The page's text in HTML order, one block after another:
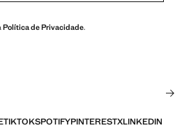
Política de Privacidade.
TIKTOKSPOTIFYPINTERESTXLINKEDIN